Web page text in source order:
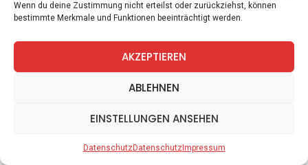
Wenn du deine Zustimmung nicht erteilst oder zurückziehst, können
bestimmte Merkmale und Funktionen beeinträchtigt werden.
AKZEPTIEREN
ABLEHNEN
EINSTELLUNGEN ANSEHEN
DatenschutzDatenschutzImpressum